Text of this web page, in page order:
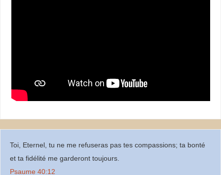
Toi, Eternel, tu ne me refuseras pas tes compassions; ta bonté
et ta fidélité me garderont toujours.
Psaume 40:12